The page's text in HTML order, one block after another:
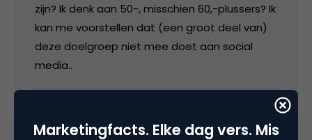
zijn? Ik denk aan 50-, misschien 60,-plussers? Ik
kan me voorstellen dat (een groot deel van)
deze doelgroep niet mee doet aan social
media..
Marketingfacts. Elke dag vers. Mis